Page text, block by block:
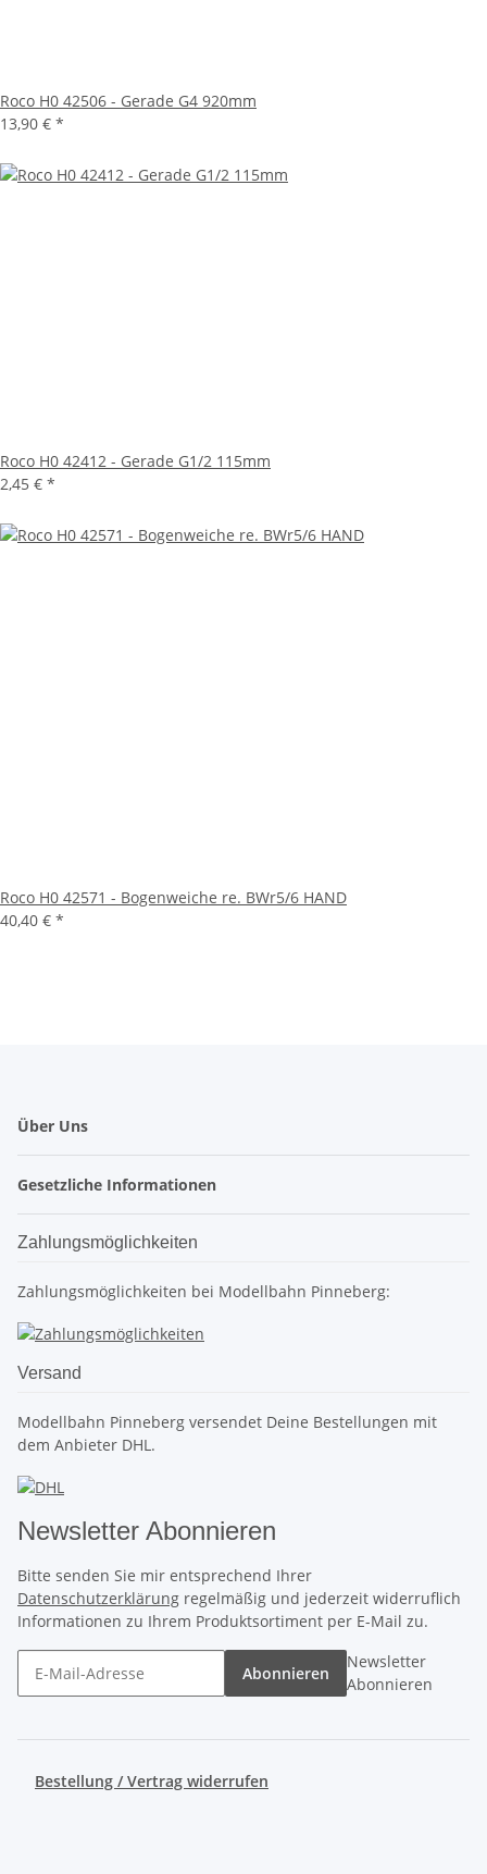
Roco H0 42506 - Gerade G4 920mm
13,90 € *
Roco H0 42412 - Gerade G1/2 115mm
2,45 € *
Roco H0 42571 - Bogenweiche re. BWr5/6 HAND
40,40 € *
Über Uns
Gesetzliche Informationen
Zahlungsmöglichkeiten
Zahlungsmöglichkeiten bei Modellbahn Pinneberg:
Versand
Modellbahn Pinneberg versendet Deine Bestellungen mit
dem Anbieter DHL.
Newsletter Abonnieren
Bitte senden Sie mir entsprechend Ihrer
Datenschutzerklärung regelmäßig und jederzeit widerruflich
Informationen zu Ihrem Produktsortiment per E-Mail zu.
Abonnieren
Newsletter
Abonnieren
Bestellung / Vertrag widerrufen